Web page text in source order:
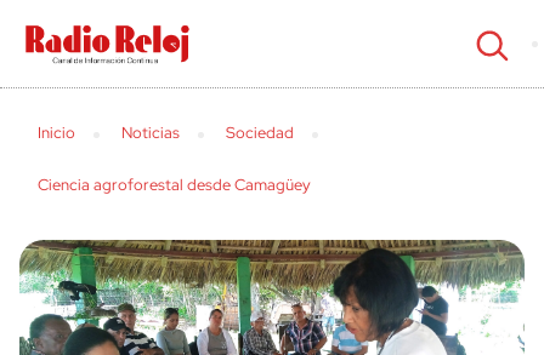
cerrar
Inicio Noticias Sociedad
Ciencia agroforestal desde Camagüey